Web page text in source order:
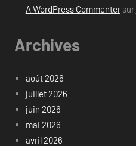
A WordPress Commentersur
Archives
août 2026
juillet 2026
juin 2026
mai 2026
avril 2026